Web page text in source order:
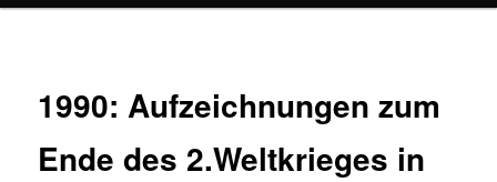
1990: Aufzeichnungen zum
Ende des 2.Weltkrieges in